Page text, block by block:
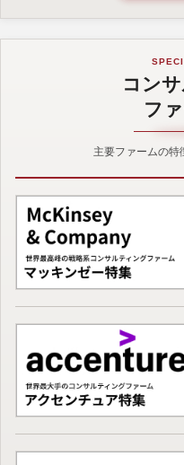
コン
フ
主要ファームの特